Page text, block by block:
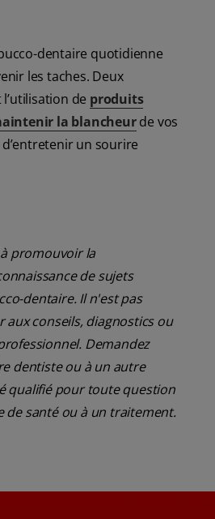
dentaire quotidienne
les taches. Deux
de produits
la blancheurde vos
un sourire
promouvoir la
de sujets
dentaire. Il n'est pas
aux conseils, diagnostics ou
Demandez
dentiste ou à un autre
qualifié pour toute question
de santé ou à un traitement.